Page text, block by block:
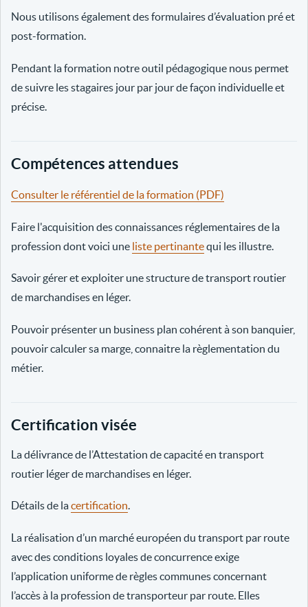
Nous utilisons également des formulaires d’évaluation pré et
post-formation.
Pendant la formation notre outil pédagogique nous permet
de suivre les stagaires jour par jour de façon individuelle et
précise.
Compétences attendues
Consulter le référentiel de la formation (PDF)
Faire l'acquisition des connaissances réglementaires de la
profession dont voici une liste pertinantequi les illustre.
Savoir gérer et exploiter une structure de transport routier
de marchandises en léger.
Pouvoir présenter un business plan cohérent à son banquier,
pouvoir calculer sa marge, connaitre la règlementation du
métier.
Certification visée
La délivrance de l’Attestation de capacité en transport
routier léger de marchandises en léger.
Détails de lacertification.
La réalisation d’un marché européen du transport par route
avec des conditions loyales de concurrence exige
l’application uniforme de règles communes concernant
l’accès à la profession de transporteur par route. Elles